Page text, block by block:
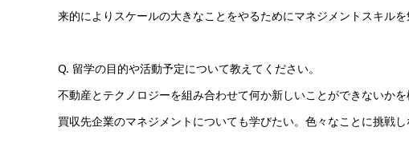
来的によりスケールの大きなことをやるためにマネジメントスキル
Q. 留学の目的や活動予定について教えてください。
不動産とテクノロジーを組み合わせて何か新しいことができないか
買収先企業のマネジメントについても学びたい。色々なことに挑戦